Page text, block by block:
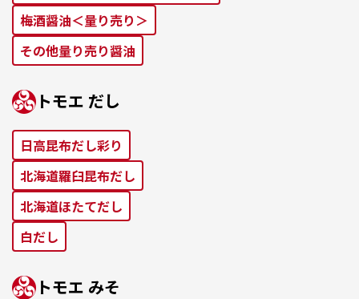
梅酒醤油＜量り売り＞
その他量り売り醤油
トモエ だし
⽇⾼昆布だし彩り
北海道羅⾅昆布だし
北海道ほたてだし
⽩だし
トモエ みそ